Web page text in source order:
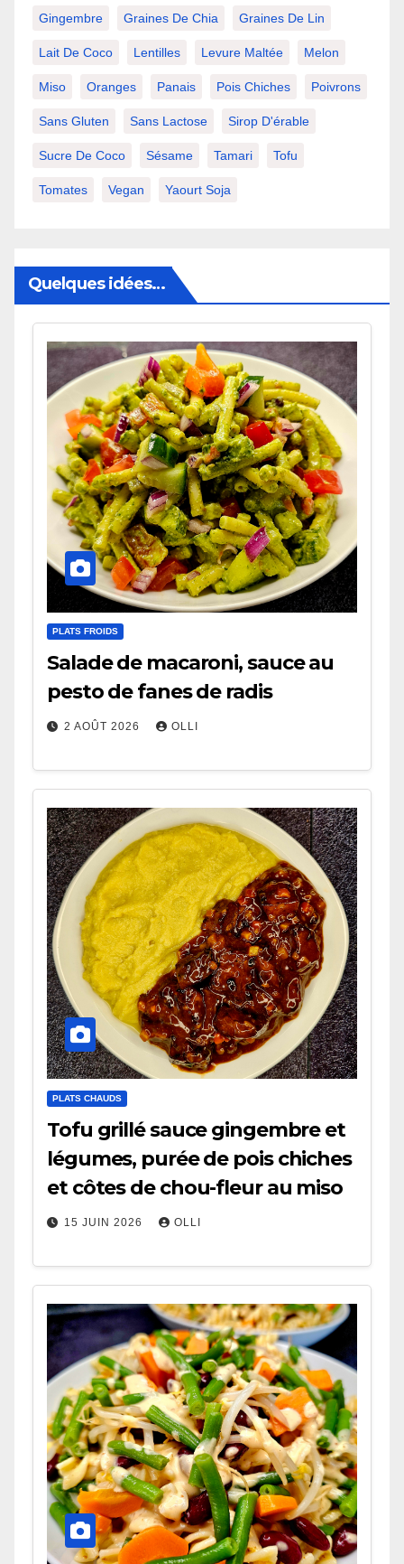
Gingembre Graines De Chia Graines De Lin
Lait De Coco Lentilles Levure Maltée Melon
Miso Oranges Panais Pois Chiches Poivrons
Sans Gluten Sans Lactose Sirop D'érable
Sucre De Coco Sésame Tamari Tofu
Tomates Vegan Yaourt Soja
Quelques idées…
PLATS FROIDS
Salade de macaroni, sauce au
pesto de fanes de radis
2 AOÛT 2026 OLLI
PLATS CHAUDS
Tofu grillé sauce gingembre et
légumes, purée de pois chiches
et côtes de chou-fleur au miso
15 JUIN 2026 OLLI